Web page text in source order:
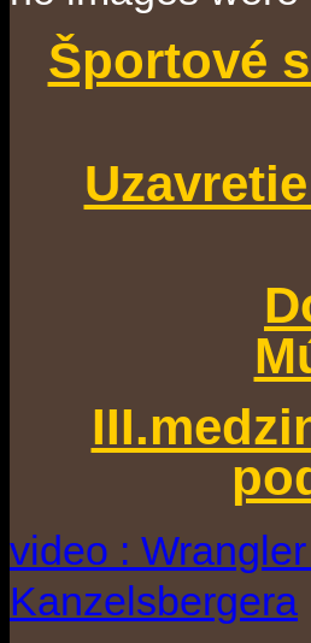
Športové
video :
Kanzelsbergera